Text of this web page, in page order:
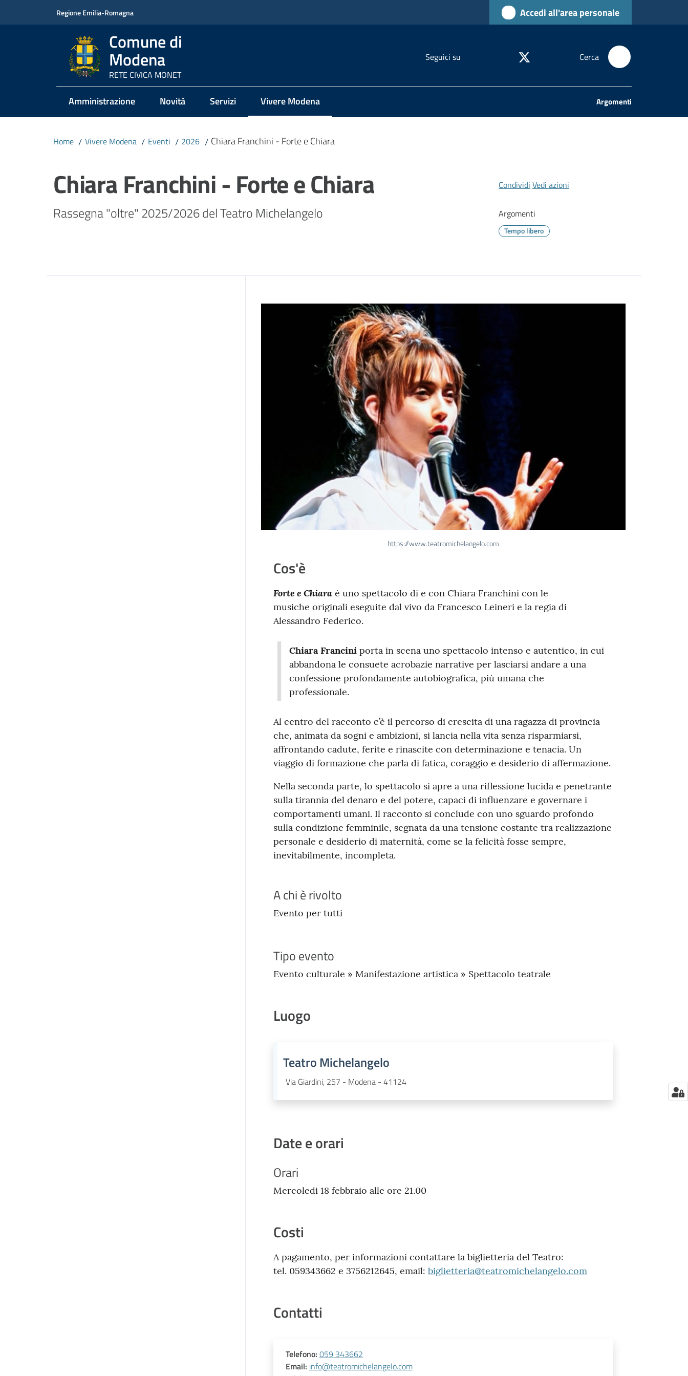
Regione Emilia-Romagna Accedi all'area personale
Comune di
Modena
RETE CIVICA MONET
Seguici su Cerca
Amministrazione Novità Servizi Vivere Modena
Menu selezionato Argomenti
Home / Vivere Modena / Eventi / 2026 / Chiara Franchini - Forte e Chiara
Chiara Franchini - Forte e Chiara
Rassegna "oltre" 2025/2026 del Teatro Michelangelo
Condividi Vedi azioni
Argomenti
Tempo libero
https://www.teatromichelangelo.com
Cos'è
Forte e Chiaraè uno spettacolo di e con Chiara Franchini con le
musiche originali eseguite dal vivo da Francesco Leineri e la regia di
Alessandro Federico.
Chiara Franciniporta in scena uno spettacolo intenso e autentico, in cui
abbandona le consuete acrobazie narrative per lasciarsi andare a una
confessione profondamente autobiografica, più umana che
professionale.
Al centro del racconto c’è il percorso di crescita di una ragazza di provincia
che, animata da sogni e ambizioni, si lancia nella vita senza risparmiarsi,
affrontando cadute, ferite e rinascite con determinazione e tenacia. Un
viaggio di formazione che parla di fatica, coraggio e desiderio di affermazione.
Nella seconda parte, lo spettacolo si apre a una riflessione lucida e penetrante
sulla tirannia del denaro e del potere, capaci di influenzare e governare i
comportamenti umani. Il racconto si conclude con uno sguardo profondo
sulla condizione femminile, segnata da una tensione costante tra realizzazione
personale e desiderio di maternità, come se la felicità fosse sempre,
inevitabilmente, incompleta.
A chi è rivolto
Evento per tutti
Tipo evento
Evento culturale » Manifestazione artistica » Spettacolo teatrale
Luogo
Teatro Michelangelo
Via Giardini, 257 - Modena - 41124
Date e orari
Orari
Mercoledi 18 febbraio alle ore 21.00
Costi
A pagamento, per informazioni contattare la biglietteria del Teatro:
tel. 059343662 e 3756212645, email: biglietteria@teatromichelangelo.com
Contatti
Telefono: 059 343662
Email: info@teatromichelangelo.com